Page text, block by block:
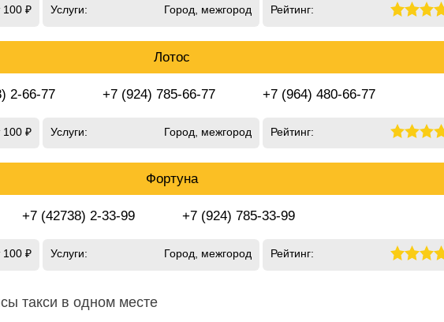
100 ₽ Услуги: Город, межгород Рейтинг:
Лотос
2-66-77 +7 (924) 785-66-77 +7 (964) 480-66-77
100 ₽ Услуги: Город, межгород Рейтинг:
Фортуна
+7 (42738) 2-33-99 +7 (924) 785-33-99
100 ₽ Услуги: Город, межгород Рейтинг:
такси в одном месте